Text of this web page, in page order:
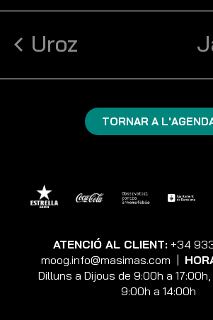
Uroz
TORNAR A
ATENCIÓ AL CLIENT: +34
moog.info@masimas.com |
Dilluns a Dijous de 9:00h a
9:00h a 14:00h